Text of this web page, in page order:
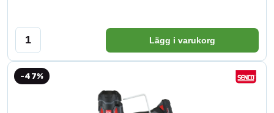
Lägg i varukorg
-47%